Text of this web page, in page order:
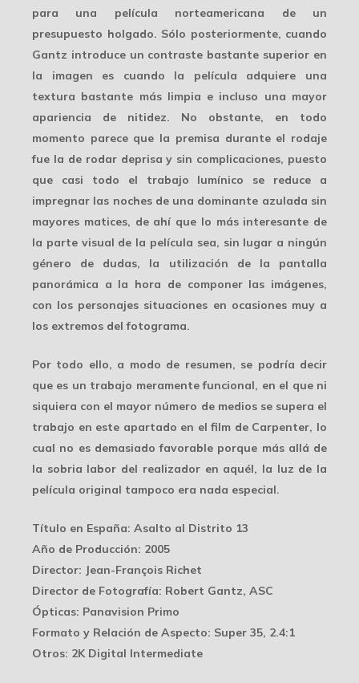
para una película norteamericana de un
presupuesto holgado. Sólo posteriormente, cuando
Gantz introduce un contraste bastante superior en
la imagen es cuando la película adquiere una
textura bastante más limpia e incluso una mayor
apariencia de nitidez. No obstante, en todo
momento parece que la premisa durante el rodaje
fue la de rodar deprisa y sin complicaciones, puesto
que casi todo el trabajo lumínico se reduce a
impregnar las noches de una dominante azulada sin
mayores matices, de ahí que lo más interesante de
la parte visual de la película sea, sin lugar a ningún
género de dudas, la utilización de la pantalla
panorámica a la hora de componer las imágenes,
con los personajes situaciones en ocasiones muy a
los extremos del fotograma.
Por todo ello, a modo de resumen, se podría decir
que es un trabajo meramente funcional, en el que ni
siquiera con el mayor número de medios se supera el
trabajo en este apartado en el film de Carpenter, lo
cual no es demasiado favorable porque más allá de
la sobria labor del realizador en aquél, la luz de la
película original tampoco era nada especial.
Título en España: Asalto al Distrito 13
Año de Producción: 2005
Director: Jean-François Richet
Director de Fotografía: Robert Gantz, ASC
Ópticas: Panavision Primo
Formato y Relación de Aspecto: Super 35, 2.4:1
Otros: 2K Digital Intermediate